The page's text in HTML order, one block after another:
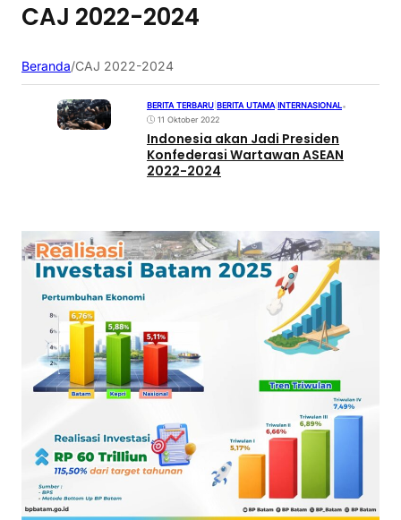
CAJ 2022-2024
Beranda/CAJ 2022-2024
BERITA TERBARU BERITA UTAMA| INTERNASIONAL•
11 Oktober 2022
Indonesia akan Jadi Presiden
Konfederasi Wartawan ASEAN
2022-2024